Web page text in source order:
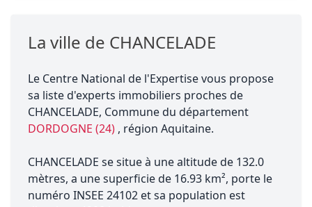
La ville de CHANCELADE
Le Centre National de l'Expertise vous propose
sa liste d'experts immobiliers proches de
CHANCELADE, Commune du département
DORDOGNE (24) , région Aquitaine.
CHANCELADE se situe à une altitude de 132.0
mètres, a une superficie de 16.93 km², porte le
numéro INSEE 24102 et sa population est